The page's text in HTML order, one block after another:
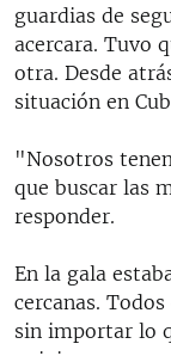
guardias de
acercara. Tuvo
otra. Desde
situación en
"Nosotros
que buscar las
responder.
En la gala
cercanas.
sin importar lo